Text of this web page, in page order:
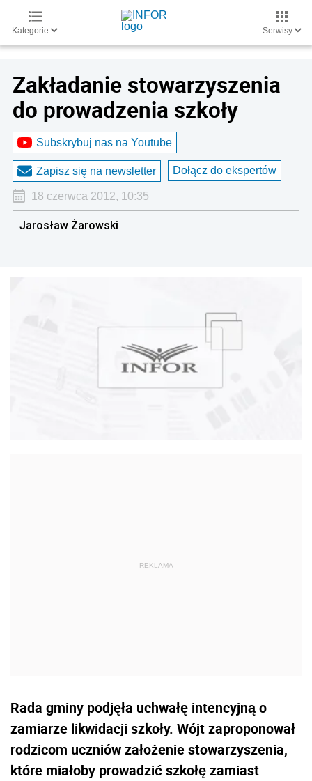
Kategorie Serwisy
Zakładanie stowarzyszenia
do prowadzenia szkoły
Subskrybuj nas na Youtube
Zapisz się na newsletter Dołącz do ekspertów
18 czerwca 2012, 10:35
Jarosław Żarowski
Rada gminy podjęła uchwałę intencyjną o
zamiarze likwidacji szkoły. Wójt zaproponował
rodzicom uczniów założenie stowarzyszenia,
które miałoby prowadzić szkołę zamiast